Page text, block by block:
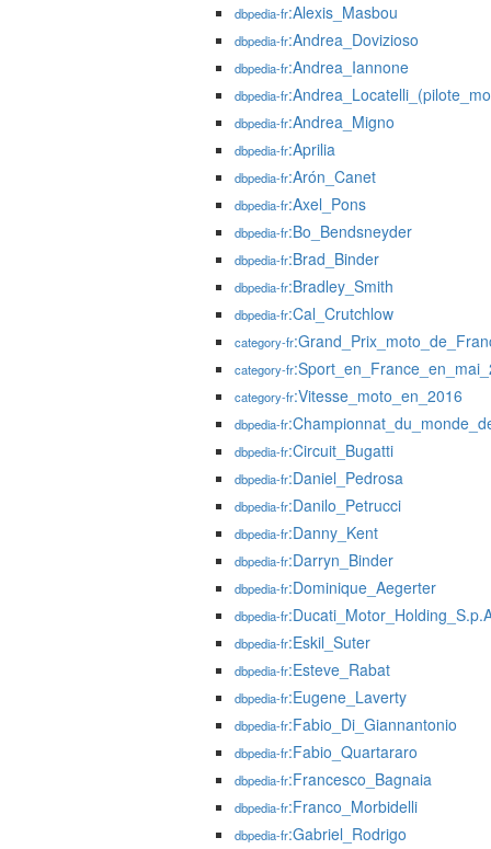
dbpedia-fr:Alexis_Masbou
dbpedia-fr:Andrea_Dovizioso
dbpedia-fr:Andrea_Iannone
dbpedia-fr
dbpedia-fr:Andrea_Migno
dbpedia-fr:Aprilia
dbpedia-fr:Arón_Canet
dbpedia-fr:Axel_Pons
dbpedia-fr:Bo_Bendsneyder
dbpedia-fr:Brad_Binder
dbpedia-fr:Bradley_Smith
dbpedia-fr:Cal_Crutchlow
category-fr
category-fr
category-fr:Vitesse_moto_en_2016
dbpedia-fr
dbpedia-fr:Circuit_Bugatti
dbpedia-fr:Daniel_Pedrosa
dbpedia-fr:Danilo_Petrucci
dbpedia-fr:Danny_Kent
dbpedia-fr:Darryn_Binder
dbpedia-fr:Dominique_Aegerter
dbpedia-fr
dbpedia-fr:Eskil_Suter
dbpedia-fr:Esteve_Rabat
dbpedia-fr:Eugene_Laverty
dbpedia-fr:Fabio_Di_Giannantonio
dbpedia-fr:Fabio_Quartararo
dbpedia-fr:Francesco_Bagnaia
dbpedia-fr:Franco_Morbidelli
dbpedia-fr:Gabriel_Rodrigo